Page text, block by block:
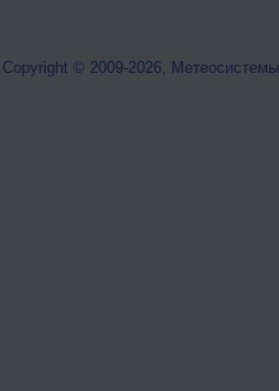
Copyright © 2009-2026, Метеосистемы